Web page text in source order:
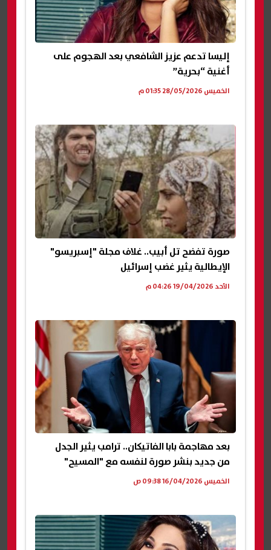
إليسا تدعم عزيز الشافعي بعد الهجوم على
أغنية “بحرية”
الخميس 28/05/2026 01:35 م
صورة تفضح تل أبيب.. غلاف مجلة "إسبريسو"
الإيطالية يثير غضب إسرائيل
الأحد 19/04/2026 04:26 م
بعد مهاجمة بابا الفاتيكان.. ترامب يثير الجدل
من جديد بنشر صورة لنفسه مع "المسيح"
الخميس 16/04/2026 09:38 ص